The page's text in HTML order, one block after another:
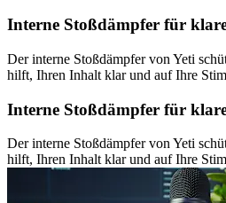
Interne Stoßdämpfer für
Der interne Stoßdämpfer von Yeti
hilft, Ihren Inhalt klar und auf Ihre
Interne Stoßdämpfer für
Der interne Stoßdämpfer von Yeti
hilft, Ihren Inhalt klar und auf Ihre